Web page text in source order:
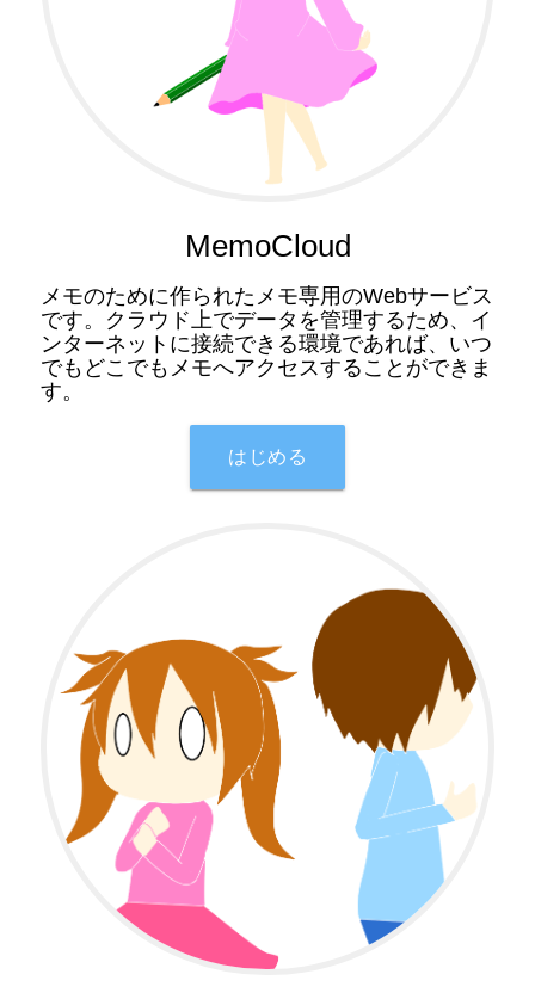
MemoCloud
メモのために作られたメモ専用のWebサービス
です。クラウド上でデータを管理するため、イ
ンターネットに接続できる環境であれば、いつ
でもどこでもメモへアクセスすることができま
す。
はじめる